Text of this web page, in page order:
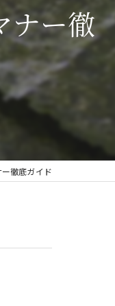
ナー徹
徹底ガイド